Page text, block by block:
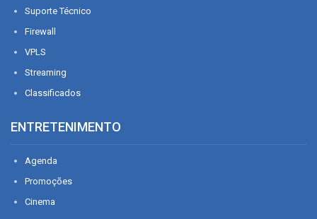
Suporte Técnico
Firewall
VPLS
Streaming
Classificados
ENTRETENIMENTO
Agenda
Promoções
Cinema